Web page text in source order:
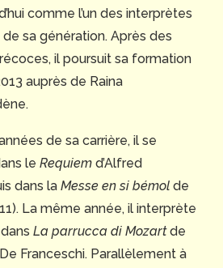
comme l’un des interprètes
sa génération. Après des
il poursuit sa formation
auprès de Raina
de sa carrière, il se
le Requiem d’Alfred
dans la Messe en si bémol de
La même année, il interprète
La parrucca di Mozartde
Franceschi. Parallèlement à